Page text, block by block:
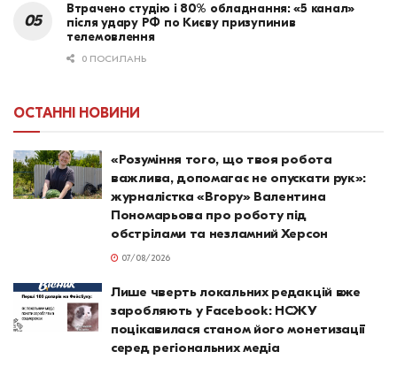
Втрачено студію і 80% обладнання: «5 канал»
після удару РФ по Києву призупинив
телемовлення
0 ПОСИЛАНЬ
ОСТАННІ НОВИНИ
«Розуміння того, що твоя робота
важлива, допомагає не опускати рук»:
журналістка «Вгору» Валентина
Пономарьова про роботу під
обстрілами та незламний Херсон
07/08/2026
Лише чверть локальних редакцій вже
заробляють у Facebook: НСЖУ
поцікавилася станом його монетизації
серед регіональних медіа